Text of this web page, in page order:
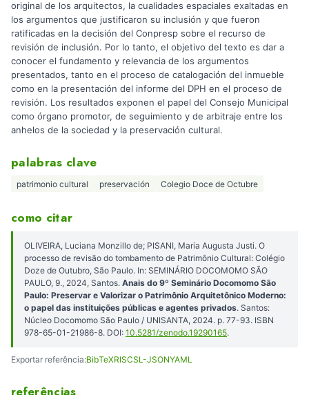
original de los arquitectos, la cualidades espaciales exaltadas en
los argumentos que justificaron su inclusión y que fueron
ratificadas en la decisión del Conpresp sobre el recurso de
revisión de inclusión. Por lo tanto, el objetivo del texto es dar a
conocer el fundamento y relevancia de los argumentos
presentados, tanto en el proceso de catalogación del inmueble
como en la presentación del informe del DPH en el proceso de
revisión. Los resultados exponen el papel del Consejo Municipal
como órgano promotor, de seguimiento y de arbitraje entre los
anhelos de la sociedad y la preservación cultural.
palabras clave
patrimonio cultural preservación Colegio Doce de Octubre
como citar
OLIVEIRA, Luciana Monzillo de; PISANI, Maria Augusta Justi. O
processo de revisão do tombamento de Patrimônio Cultural: Colégio
Doze de Outubro, São Paulo. In: SEMINÁRIO DOCOMOMO SÃO
PAULO, 9., 2024, Santos. Anais do 9º Seminário Docomomo São
Paulo: Preservar e Valorizar o Patrimônio Arquitetônico Moderno:
o papel das instituições públicas e agentes privados. Santos:
Núcleo Docomomo São Paulo / UNISANTA, 2024. p. 77-93. ISBN
978-65-01-21986-8. DOI: 10.5281/zenodo.19290165.
Exportar referência:BibTeXRISCSL-JSONYAML
referências